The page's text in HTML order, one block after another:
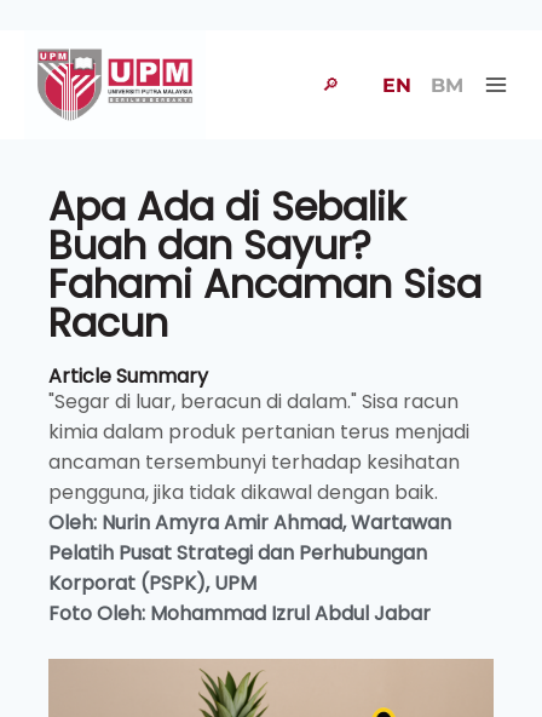
🔎 EN BM
Apa Ada di Sebalik
Buah dan Sayur?
Fahami Ancaman Sisa
Racun
Article Summary
"Segar di luar, beracun di dalam." Sisa racun
kimia dalam produk pertanian terus menjadi
ancaman tersembunyi terhadap kesihatan
pengguna, jika tidak dikawal dengan baik.
Oleh: Nurin Amyra Amir Ahmad,Wartawan
Pelatih Pusat Strategi dan Perhubungan
Korporat (PSPK), UPM
Foto Oleh: Mohammad Izrul Abdul Jabar